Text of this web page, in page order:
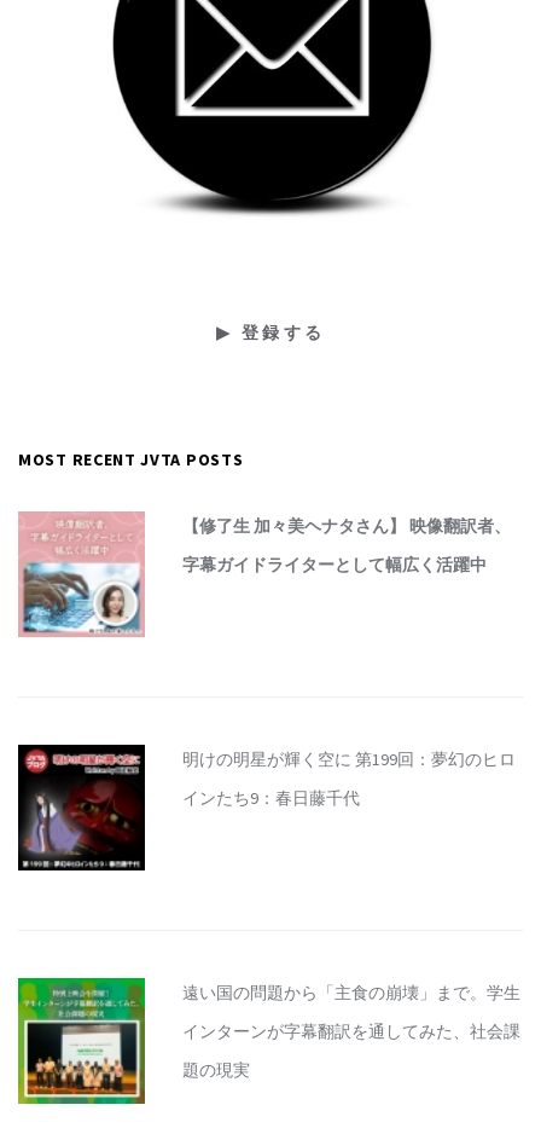
MOST RECENT JVTA POSTS
【修了生 加々美ヘナタさん】 映像翻訳者、
字幕ガイドライターとして幅広く活躍中
明けの明星が輝く空に 第199回：夢幻のヒロ
インたち9：春日藤千代
遠い国の問題から「主食の崩壊」まで。学生
インターンが字幕翻訳を通してみた、社会課
題の現実